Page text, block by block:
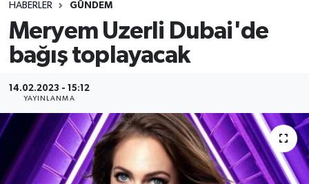
HABERLER GÜNDEM
Meryem Uzerli Dubai'de
bağış toplayacak
14.02.2023 - 15:12
YAYINLANMA
İstanbul Namaz Vakitleri
İstanbul Trafik Yoğunluk Haritası
Süper Lig Puan Durumu ve Fikstür
Tüm Manşetler
Son Dakika Haberleri